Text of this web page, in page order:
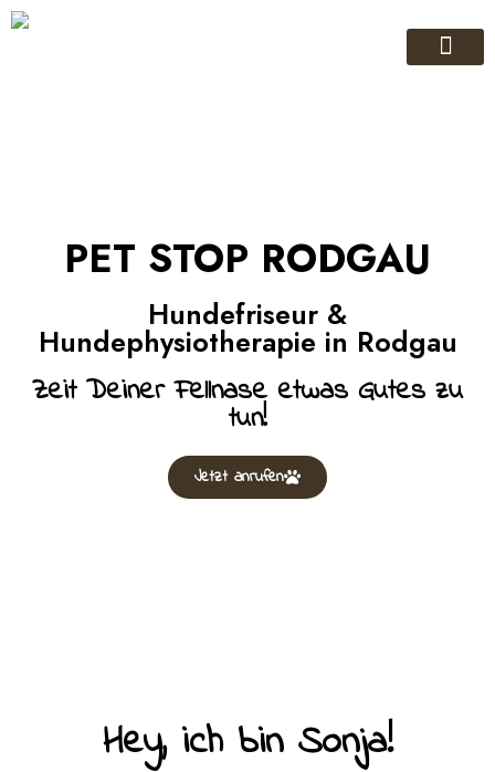
PET STOP RODGAU
Hundefriseur &
Hundephysiotherapie in Rodgau
Zeit Deiner Fellnase etwas Gutes zu
tun!
Jetzt anrufen
Hey, ich bin Sonja!